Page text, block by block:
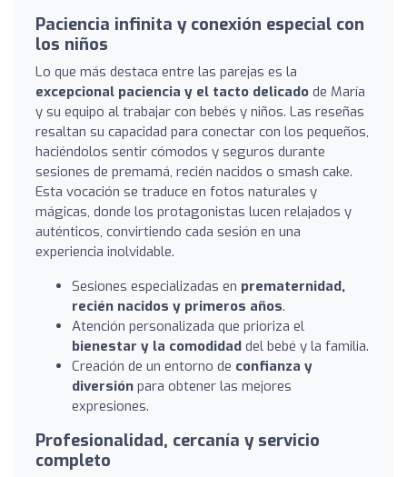
Paciencia infinita y conexión especial con
los niños
Lo que más destaca entre las parejas es la
excepcional paciencia y el tacto delicado de María
y su equipo al trabajar con bebés y niños. Las reseñas
resaltan su capacidad para conectar con los pequeños,
haciéndolos sentir cómodos y seguros durante
sesiones de premamá, recién nacidos o smash cake.
Esta vocación se traduce en fotos naturales y
mágicas, donde los protagonistas lucen relajados y
auténticos, convirtiendo cada sesión en una
experiencia inolvidable.
Sesiones especializadas en prematernidad,
recién nacidos y primeros años.
Atención personalizada que prioriza el
bienestar y la comodidad del bebé y la familia.
Creación de un entorno de confianza y
diversión para obtener las mejores
expresiones.
Profesionalidad, cercanía y servicio
completo